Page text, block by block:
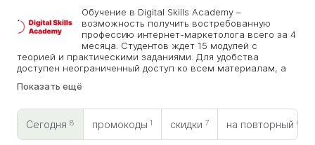
Сегодня 8 промокоды 1 скидки 7 на повторный 0
Обучение в Digital Skills Academy –
возможность получить востребованную
профессию интернет-маркетолога всего за 4
месяца. Студентов ждет 15 модулей с
теорией и практическими заданиями. Для удобства
доступен неограниченный доступ ко всем материалам, а
студенты проходят обязательную практику в реальных
государственного образца. В будущем планируются курсы
и по другим современным профессиям. Не пропустить
актуальные новости компании и получить скидку на
Показать ещё